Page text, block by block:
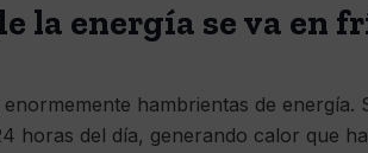
la energía se va en
hambrientas de energía.
horas del día, generando calor que